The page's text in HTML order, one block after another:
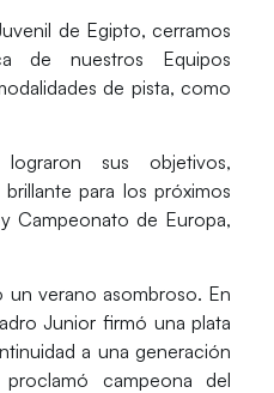
de Egipto, cerramos
de nuestros Equipos
de pista, como
sus objetivos,
para los próximos
Campeonato de Europa,
un verano asombroso. En
Junior firmó unaplata
a una generación
campeona del